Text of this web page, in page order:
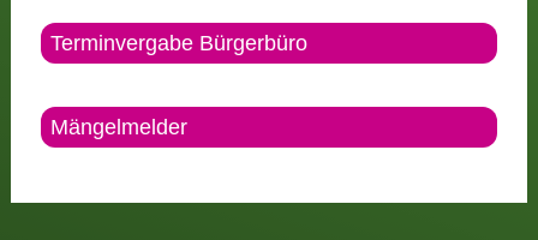
Terminvergabe Bürgerbüro
Mängelmelder